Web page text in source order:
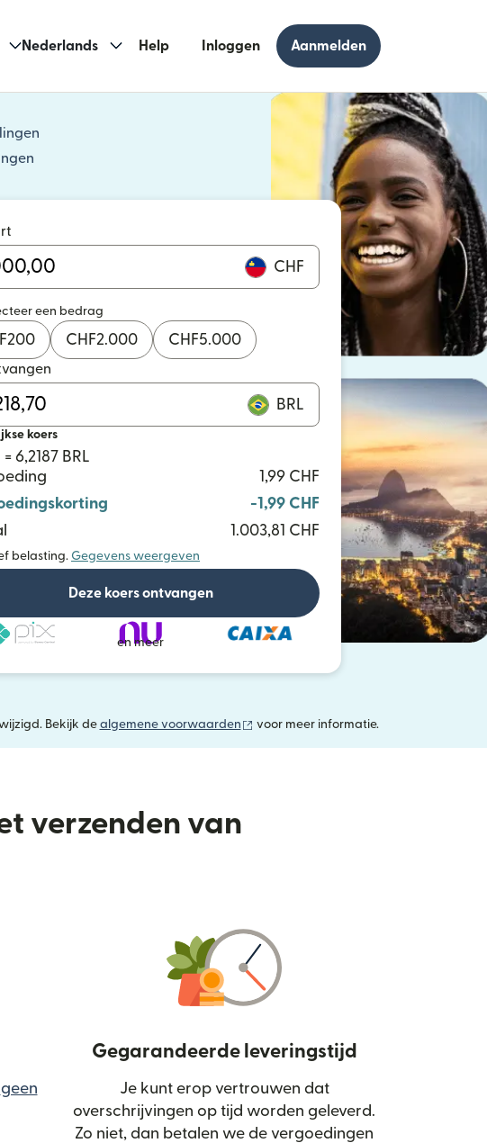
Nederlands Help Inloggen Aanmelden
(wordt geopend in een nieuw venster)
CHF
een bedrag
200 CHF2.000 CHF5.000
BRL
koers
= 6,2187 BRL
1,99 CHF
-1,99 CHF
1.003,81 CHF
belasting. Gegevens weergeven
Deze koers ontvangen
en meer
Bekijk de algemene voorwaarden (wordt geopend in een nieuw venster)
voor meer informatie.
verzenden van
geen
geopend in een nieuw venster)
Gegarandeerde leveringstijd
Je kunt erop vertrouwen dat
overschrijvingen op tijd worden geleverd.
Zo niet, dan betalen we de vergoedingen